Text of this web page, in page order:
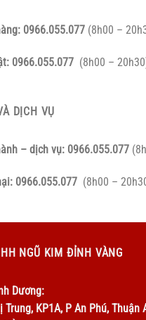
0966.055.077 (8h00 –
0966.055.077 (8h00 –
DỊCH VỤ
– dịch vụ: 0966.055.077
0966.055.077 (8h00 –
NGŨ KIM ĐỈNH VÀNG
Dương:
Trung, KP1A, P An Phú, Thuận